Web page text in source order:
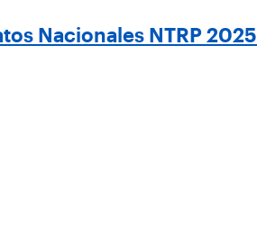
Nacionales NTRP 2025